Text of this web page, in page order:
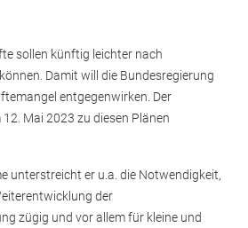
sollen künftig leichter nach
Damit will die Bundesregierung
entgegenwirken. Der
Mai 2023 zu diesen Plänen
unterstreicht er u.a. die Notwendigkeit,
der
zügig und vor allem für kleine und